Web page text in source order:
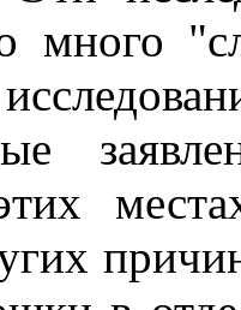
много